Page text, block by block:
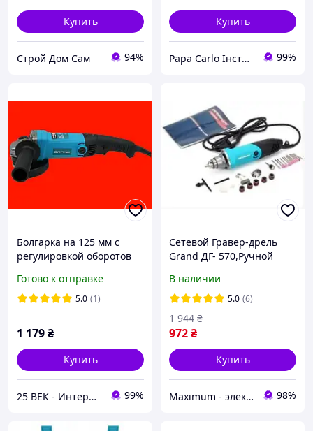
Купить
Строй Дом Сам 94%
Купить
Papa Carlo Інструменти 99%
Болгарка на 125 мм с
регулировкой оборотов
Готово к отправке
5.0 (1)
1 179₴
Купить
25 ВЕК - Интернет-Магазин: электрический, бензиновый, аккумуляторный инструмент и строительство. 99%
Сетевой Гравер-дрель
Grand ДГ- 570,Ручной
регулировкой оборотов
TOOL 23
В наличии
5.0 (6)
972₴
1 944 ₴
Купить
Maximum - электрические и бензиновый инструмент 98%